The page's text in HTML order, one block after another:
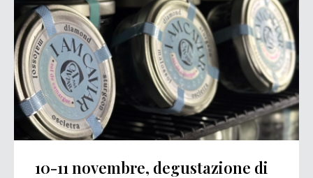
10-11 novembre, degustazione di